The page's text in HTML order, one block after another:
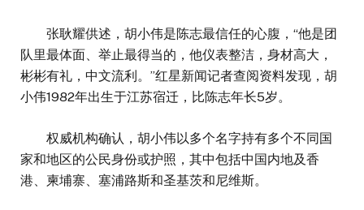
张耿耀供述，胡小伟是陈志最信任的心腹，“他是团
队里最体面、举止最得当的，他仪表整洁，身材高大，
彬彬有礼，中文流利。”红星新闻记者查阅资料发现，胡
小伟1982年出生于江苏宿迁，比陈志年长5岁。
权威机构确认，胡小伟以多个名字持有多个不同国
家和地区的公民身份或护照，其中包括中国内地及香
港、柬埔寨、塞浦路斯和圣基茨和尼维斯‌。